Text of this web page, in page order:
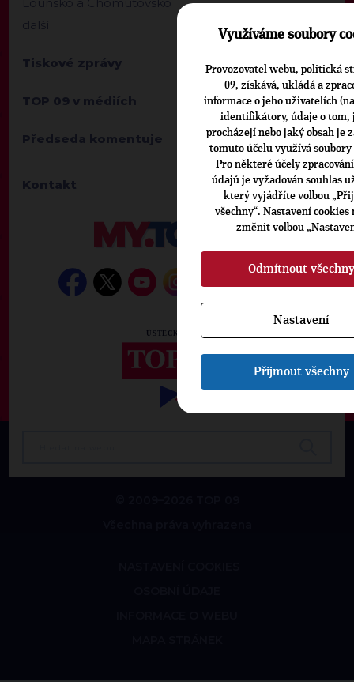
další
Tiskové zprávy
TOP 09 v médiích
Předseda komentuje
Kontakt
Využíváme soubory
Provozovatel webu, politická
09, získává, ukládá a
informace o jeho uživatelích
identifikátory, údaje o tom,
procházejí nebo jaký obsah je
tomuto účelu využívá soubory
Pro některé účely
údajů je vyžadován souhlas
který vyjádříte volbou
všechny“. Nastavení cookies
změnit volbou
Odmítnout všechny
Nastavení
Přijmout všechny